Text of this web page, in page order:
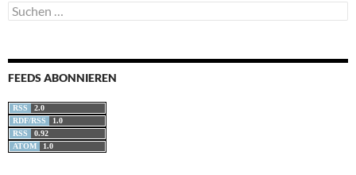
Suchen
nach:
FEEDS ABONNIEREN
RSS
2.0
RDF/RSS
1.0
RSS
0.92
ATOM
1.0